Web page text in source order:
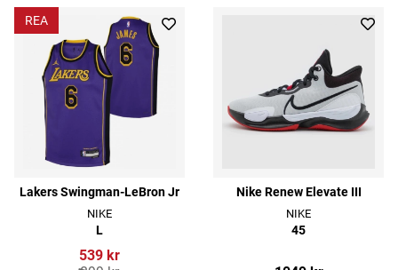
REA
Lakers Swingman-LeBron Jr
NIKE
L
539 kr
Nike Renew Elevate III
NIKE
45